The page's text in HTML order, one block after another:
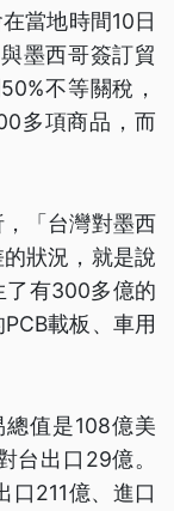
當地時間10日
墨西哥簽訂貿
不等關稅，
多項商品，而
「台灣對墨西
狀況，就是說
了有300多億的
載板、車用
值是108億美
台出口29億。
211億、進口